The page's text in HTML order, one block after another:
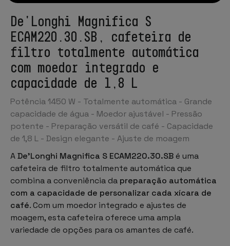
De'Longhi Magnifica S
ECAM220.30.SB, cafeteira de
filtro totalmente automática
com moedor integrado e
capacidade de 1,8 L
Potência 1450 W - Totalmente automática - Grande
capacidade de água - Moedor ajustável - Pressão
potente - Preparação versátil de café - Capacidade
de 1,8 L - Design elegante - Ajuste de moagem
ADe'Longhi Magnifica S ECAM220.30.SB é uma
cafeteira de filtro totalmente automática que
combina a conveniência da preparação automática
com a capacidade de personalizar cada xícara de
café. Com um moedor integrado e ajustes de
moagem, esta cafeteira oferece uma ampla
variedade de opções para os amantes de café.